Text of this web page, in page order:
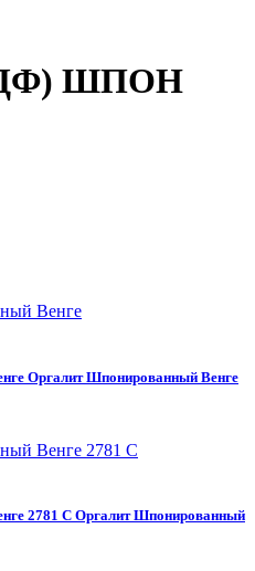
ШПОН
Оргалит Шпонированный Венге
2781 C Оргалит Шпонированный